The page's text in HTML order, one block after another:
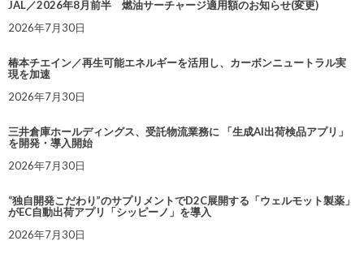
JAL／2026年8月前半 燃油サーチャージ適用額のお知らせ(変更)
2026年7月30日
椿本チエイン／再生可能エネルギーを活用し、カーボンニュートラル実
現を加速
2026年7月30日
三井倉庫ホールディングス、受託物流業務に 「生成AI出荷検品アプリ」
を開発・導入開始
2026年7月30日
“独自開発こだわり”のサプリメントでD2C展開する「ウェルモット製薬」
がEC自動出荷アプリ「シッピーノ」を導入
2026年7月30日